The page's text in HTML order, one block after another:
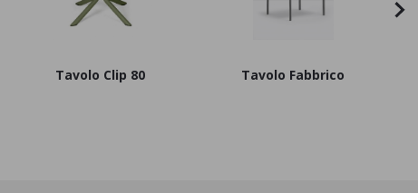
Tavolo Clip 80 Tavolo Fabbrico